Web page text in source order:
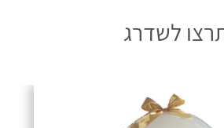
לשדרג